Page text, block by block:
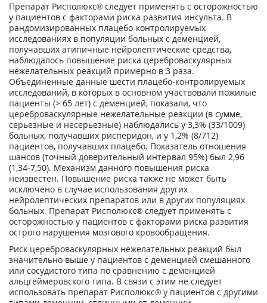
Препарат Рисполюкс® следует применять с осторожностью
у пациентов с факторами риска развития инсульта. В
рандомизированных плацебо-контролируемых
исследованиях в популяции больных с деменцией,
получавших атипичные нейролептические средства,
наблюдалось повышение риска цереброваскулярных
нежелательных реакций примерно в 3 раза.
Объединенные данные шести плацебо-контролируемых
исследований, в которых в основном участвовали пожилые
пациенты (> 65 лет) с деменцией, показали, что
цереброваскулярные нежелательные реакции (в сумме,
серьезные и несерьезные) наблюдались у 3,3% (33/1009)
больных, получавших рисперидон, и у 1,2% (8/712)
пациентов, получавших плацебо. Показатель отношения
шансов (точный доверительный интервал 95%) был 2,96
(1,34-7,50). Механизм данного повышения риска
неизвестен. Повышение риска также не может быть
исключено в случае использования других
нейролептических препаратов или в других популяциях
больных. Препарат Рисполюкс® следует применять с
осторожностью у пациентов с факторами риска развития
острого нарушения мозгового кровообращения.
Риск цереброваскулярных нежелательных реакций был
значительно выше у пациентов с деменцией смешанного
или сосудистого типа по сравнению с деменцией
альцгеймеровского типа. В связи с этим не следует
использовать препарат Рисполюкс® у пациентов с другими